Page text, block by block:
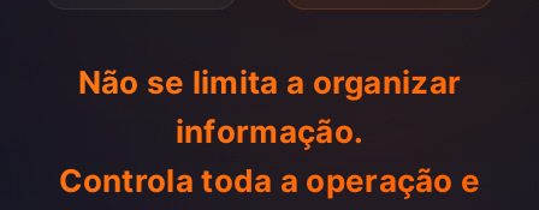
Não se limita a organizar
informação.
Controla toda a operação e